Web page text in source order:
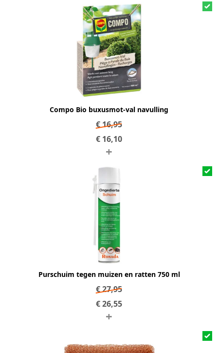
Compo Bio buxusmot-val navulling
€16,95
€ 16,10
+
Purschuim tegen muizen en ratten 750 ml
€27,95
€26,55
+